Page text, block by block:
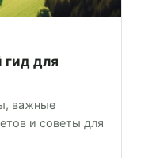
для
важные
и советы для